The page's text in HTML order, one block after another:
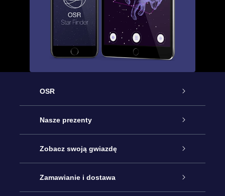
OSR
Obsługa
Kontakt
Blog
Nasze prezenty
Podarunek Gwiazda Online
Pakiet Podarunkowy OSR
Zobacz swoją gwiazdę
Rejestr Gwiazd
Zamawianie i dostawa